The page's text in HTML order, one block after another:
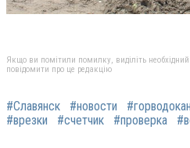
Якщо ви помітили помилку, виділіть
повідомити про це редакцію
#Славянск #новости
#врезки
#счетчик #проверка